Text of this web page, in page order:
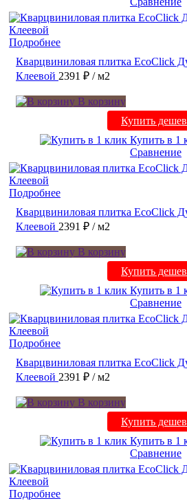
Подробнее
Кварцвиниловая плитка EcoClick
Клеевой 2391 ₽ / м2
В корзину
Купить
Купить в 1
Сравнение
Подробнее
Кварцвиниловая плитка EcoClick
Клеевой 2391 ₽ / м2
В корзину
Купить
Купить в 1
Сравнение
Подробнее
Кварцвиниловая плитка EcoClick
Клеевой 2391 ₽ / м2
В корзину
Купить
Купить в 1
Сравнение
Подробнее